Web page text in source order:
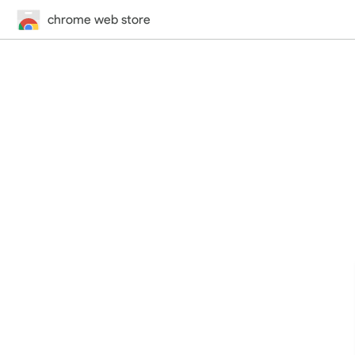
chrome web store